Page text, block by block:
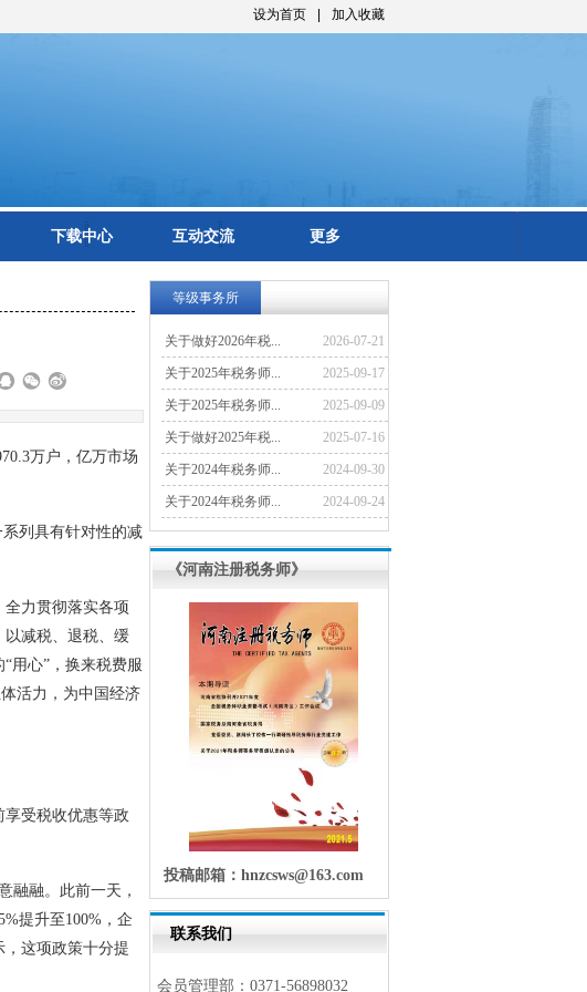
设为首页 加入收藏
下载中心 互动交流 更多
等级事务所
关于做好2026年税... 2026-07-21
关于2025年税务师... 2025-09-17
关于2025年税务师... 2025-09-09
关于做好2025年税... 2025-07-16
关于2024年税务师... 2024-09-30
关于2024年税务师... 2024-09-24
万户，亿万市场
列具有针对性的减
力贯彻落实各项
以减税、退税、缓
用心”，换来税费服
活力，为中国经济
受税收优惠等政
融。此前一天，
提升至100%，企
这项政策十分提
《河南注册税务师》
投稿邮箱：hnzcsws@163.com
联系我们
会员管理部：0371-56898032